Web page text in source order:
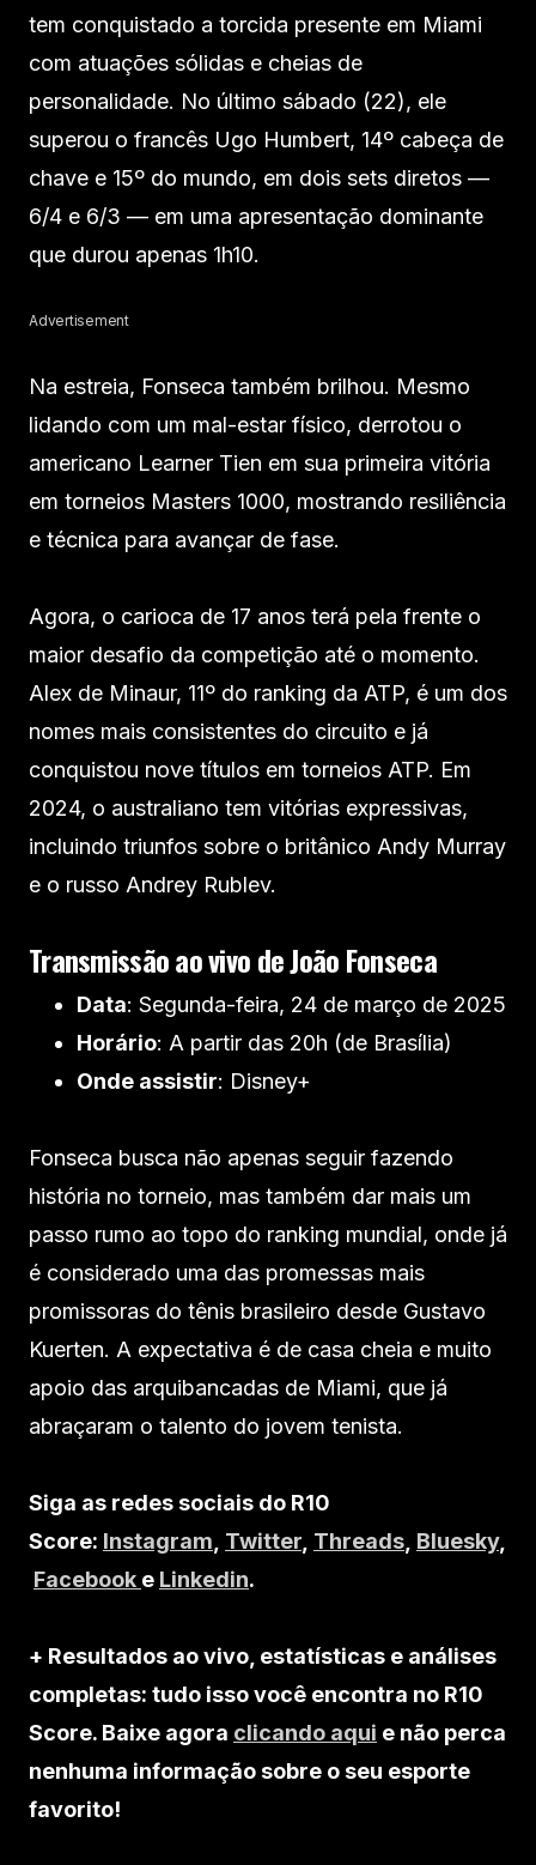
tem conquistado a torcida presente em Miami
com atuações sólidas e cheias de
personalidade. No último sábado (22), ele
superou o francês Ugo Humbert, 14º cabeça de
chave e 15º do mundo, em dois sets diretos —
6/4 e 6/3 — em uma apresentação dominante
que durou apenas 1h10.
Advertisement
Na estreia, Fonseca também brilhou. Mesmo
lidando com um mal-estar físico, derrotou o
americano Learner Tien em sua primeira vitória
em torneios Masters 1000, mostrando resiliência
e técnica para avançar de fase.
Agora, o carioca de 17 anos terá pela frente o
maior desafio da competição até o momento.
Alex de Minaur, 11º do ranking da ATP, é um dos
nomes mais consistentes do circuito e já
conquistou nove títulos em torneios ATP. Em
2024, o australiano tem vitórias expressivas,
incluindo triunfos sobre o britânico Andy Murray
e o russo Andrey Rublev.
Transmissão ao vivo de João Fonseca
Data: Segunda-feira, 24 de março de 2025
Horário: A partir das 20h (de Brasília)
Onde assistir: Disney+
Fonseca busca não apenas seguir fazendo
história no torneio, mas também dar mais um
passo rumo ao topo do ranking mundial, onde já
é considerado uma das promessas mais
promissoras do tênis brasileiro desde Gustavo
Kuerten. A expectativa é de casa cheia e muito
apoio das arquibancadas de Miami, que já
abraçaram o talento do jovem tenista.
Siga as redes sociais do R10
Score: Instagram Twitter Threads Bluesky,
Facebook e Linkedin.
+ Resultados ao vivo, estatísticas e análises
completas: tudo isso você encontra no R10
Score. Baixe agora clicando aqui e não perca
nenhuma informação sobre o seu esporte
favorito!